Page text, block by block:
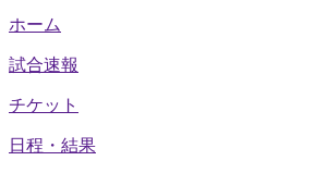
ホーム
試合速報
チケット
日程・結果